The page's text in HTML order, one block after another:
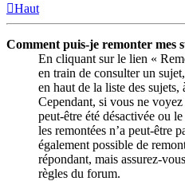
Haut
Comment puis-je remonter mes
En cliquant sur le lien «
en train de consulter un
en haut de la liste des
Cependant, si vous ne
peut-être été désactivée ou
les remontées n’a peut-être
également possible de
répondant, mais assurez-
règles du forum.